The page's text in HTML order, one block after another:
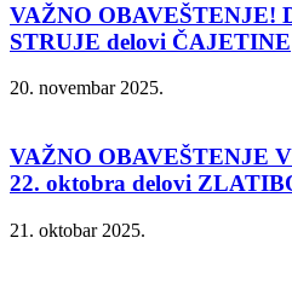
VAŽNO OBAVEŠTENJE!
STRUJE delovi ČAJETINE
20. novembar 2025.
VAŽNO OBAVEŠTENJE
22. oktobra delovi
21. oktobar 2025.